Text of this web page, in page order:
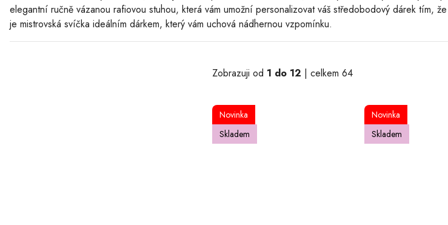
elegantní ručně vázanou rafiovou stuhou, která vám umožní personalizovat váš středobodový dárek tím,
je mistrovská svíčka ideálním dárkem, který vám uchová nádhernou vzpomínku.
Zobrazuji od 1 do 12 | celkem 64
Novinka
Skladem
Novinka
Skladem